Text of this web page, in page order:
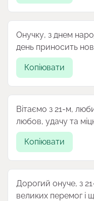
Онучку, з днем
день приносить
Копіювати
Вітаємо з 21-м,
любов, удачу та
Копіювати
Дорогий онуче, з
великих перемог і